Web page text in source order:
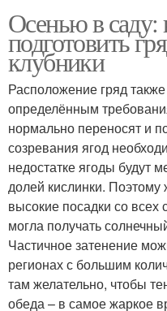
Осенью в саду:
подготовить
клубники
Расположение гряд
определённым
нормально переносят и
созревания ягод
недостатке ягоды будут
долей кислинки. Поэтому
высокие посадки со всех
могла получать
Частичное затенение
регионах с большим
там желательно, чтобы
обеда – в самое жаркое